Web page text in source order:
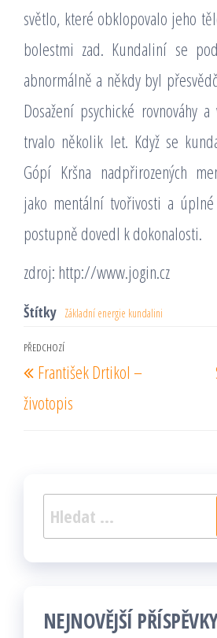
světlo, které obklopovalo jeho
bolestmi zad. Kundaliní se
abnormálně a někdy byl
Dosažení psychické rovnováhy
trvalo několik let. Když se
Gópí Kršna nadpřirozených
jako mentální tvořivosti a
postupně dovedl k dokonalosti.
zdroj: http://www.jogin.cz
Štítky Základní energie kundalini
Navigace
pro
příspěvek
Předchozí
příspěvek
PŘEDCHOZÍ
František Drtikol –
životopis
Vyhledávání
NEJNOVĚJŠÍ